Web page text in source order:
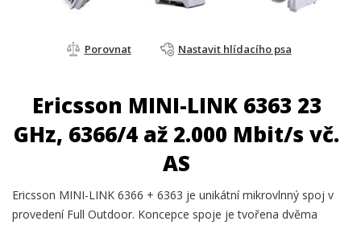
Porovnat Nastavit hlídacího psa
Ericsson MINI-LINK 6363 23
GHz, 6366/4 až 2.000 Mbit/s vč.
AS
Ericsson MINI-LINK 6366 + 6363 je unikátní mikrovlnný spoj v
provedení Full Outdoor. Koncepce spoje je tvořena dvěma